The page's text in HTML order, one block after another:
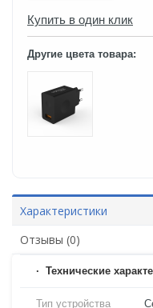
Купить в один клик
Другие цвета товара:
Характеристики
Отзывы (0)
Технические
Тип устройства